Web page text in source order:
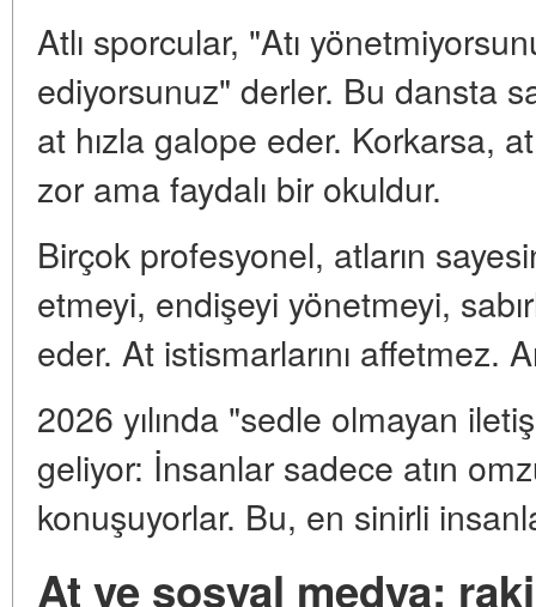
Atlı sporcular, "Atı
ediyorsunuz" derler. Bu dansta
at hızla galope eder. Korkarsa,
zor ama faydalı bir okuldur.
Birçok profesyonel, atların
etmeyi, endişeyi yönetmeyi,
eder. At istismarlarını affetmez.
2026 yılında "sedle olmayan
geliyor: İnsanlar sadece atın
konuşuyorlar. Bu, en sinirli
At ve sosyal medya: